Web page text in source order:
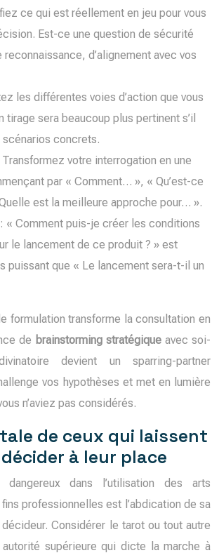
ce qui est réellement en jeu pour vous
Est-ce une question de sécurité
d’alignement avec vos
les différentes voies d’action que vous
tirage sera beaucoup plus pertinent s’il
concrets.
Transformez votre interrogation en une
par « Comment… », « Qu’est-ce
est la meilleure approche pour… ».
« Comment puis-je créer les conditions
le lancement de ce produit ? » est
puissant que « Le lancement sera-t-il un
formulation transforme la consultation en
de brainstorming stratégiqueavec soi-
devient un sparring-partner
vos hypothèses et met en lumière
n’aviez pas considérés.
de ceux qui laissent
à leur place
dangereux dans l’utilisation des arts
professionnelles est l’abdication de sa
Considérer le tarot ou tout autre
supérieure qui dicte la marche à